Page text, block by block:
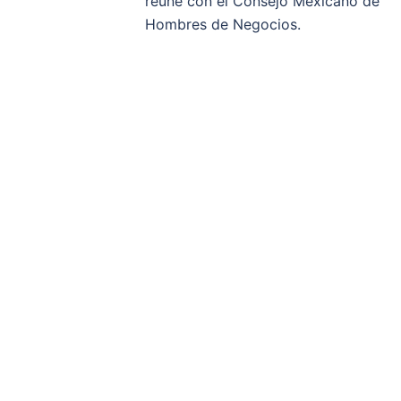
Hombres de Negocios.